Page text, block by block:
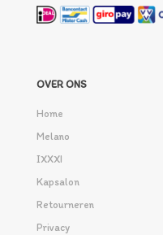
OVER ONS
Home
Melano
IXXXI
Kapsalon
Retourneren
Privacy